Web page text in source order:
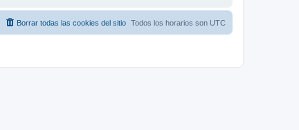
Todos los horarios son UTC
Borrar todas las cookies del sitio